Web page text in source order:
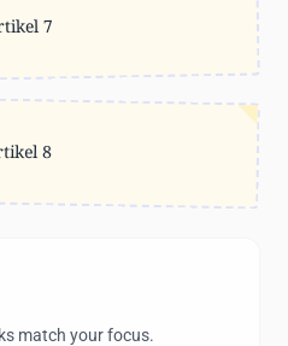
7
8
match your focus.